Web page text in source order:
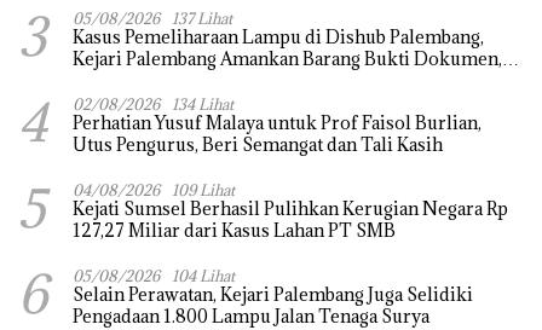
3 05/08/2026 137 Lihat
Kasus Pemeliharaan Lampu di Dishub Palembang,
Kejari Palembang Amankan Barang Bukti Dokumen,
4 02/08/2026 134 Lihat
Perhatian Yusuf Malaya untuk Prof Faisol Burlian,
Utus Pengurus, Beri Semangat dan Tali Kasih
5 04/08/2026 109 Lihat
Kejati Sumsel Berhasil Pulihkan Kerugian Negara Rp
127,27 Miliar dari Kasus Lahan PT SMB
6 05/08/2026 104 Lihat
Selain Perawatan, Kejari Palembang Juga Selidiki
Pengadaan 1.800 Lampu Jalan Tenaga Surya